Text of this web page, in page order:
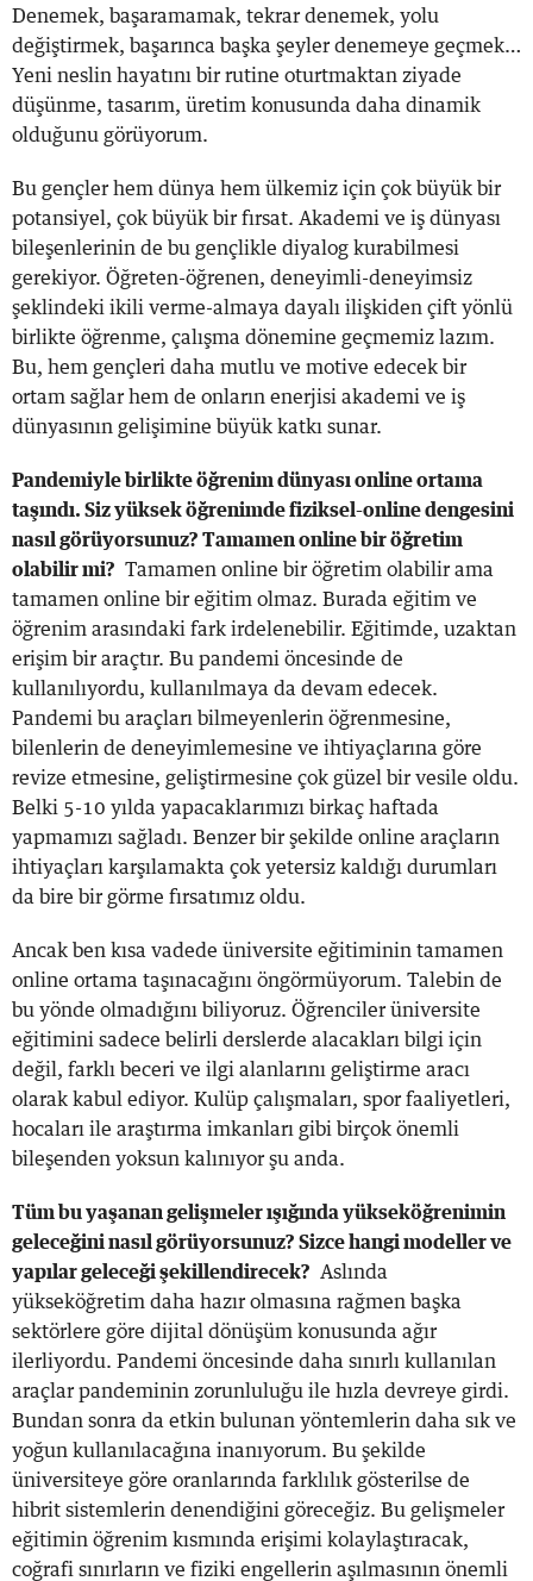
Denemek, başaramamak, tekrar denemek, yolu
değiştirmek, başarınca başka şeyler denemeye geçmek…
Yeni neslin hayatını bir rutine oturtmaktan ziyade
düşünme, tasarım, üretim konusunda daha dinamik
olduğunu görüyorum.
Bu gençler hem dünya hem ülkemiz için çok büyük bir
potansiyel, çok büyük bir fırsat. Akademi ve iş dünyası
bileşenlerinin de bu gençlikle diyalog kurabilmesi
gerekiyor. Öğreten-öğrenen, deneyimli-deneyimsiz
şeklindeki ikili verme-almaya dayalı ilişkiden çift yönlü
birlikte öğrenme, çalışma dönemine geçmemiz lazım.
Bu, hem gençleri daha mutlu ve motive edecek bir
ortam sağlar hem de onların enerjisi akademi ve iş
dünyasının gelişimine büyük katkı sunar.
Pandemiyle birlikte öğrenim dünyası online ortama
taşındı. Siz yüksek öğrenimde fiziksel-online dengesini
nasıl görüyorsunuz? Tamamen online bir öğretim
olabilir mi? Tamamen online bir öğretim olabilir ama
tamamen online bir eğitim olmaz. Burada eğitim ve
öğrenim arasındaki fark irdelenebilir. Eğitimde, uzaktan
erişim bir araçtır. Bu pandemi öncesinde de
kullanılıyordu, kullanılmaya da devam edecek.
Pandemi bu araçları bilmeyenlerin öğrenmesine,
bilenlerin de deneyimlemesine ve ihtiyaçlarına göre
revize etmesine, geliştirmesine çok güzel bir vesile oldu.
Belki 5-10 yılda yapacaklarımızı birkaç haftada
yapmamızı sağladı. Benzer bir şekilde online araçların
ihtiyaçları karşılamakta çok yetersiz kaldığı durumları
da bire bir görme fırsatımız oldu.
Ancak ben kısa vadede üniversite eğitiminin tamamen
online ortama taşınacağını öngörmüyorum. Talebin de
bu yönde olmadığını biliyoruz. Öğrenciler üniversite
eğitimini sadece belirli derslerde alacakları bilgi için
değil, farklı beceri ve ilgi alanlarını geliştirme aracı
olarak kabul ediyor. Kulüp çalışmaları, spor faaliyetleri,
hocaları ile araştırma imkanları gibi birçok önemli
bileşenden yoksun kalınıyor şu anda.
Tüm bu yaşanan gelişmeler ışığında yükseköğrenimin
geleceğini nasıl görüyorsunuz? Sizce hangi modeller ve
yapılar geleceği şekillendirecek? Aslında
yükseköğretim daha hazır olmasına rağmen başka
sektörlere göre dijital dönüşüm konusunda ağır
ilerliyordu. Pandemi öncesinde daha sınırlı kullanılan
araçlar pandeminin zorunluluğu ile hızla devreye girdi.
Bundan sonra da etkin bulunan yöntemlerin daha sık ve
yoğun kullanılacağına inanıyorum. Bu şekilde
üniversiteye göre oranlarında farklılık gösterilse de
hibrit sistemlerin denendiğini göreceğiz. Bu gelişmeler
eğitimin öğrenim kısmında erişimi kolaylaştıracak,
coğrafi sınırların ve fiziki engellerin aşılmasının önemli